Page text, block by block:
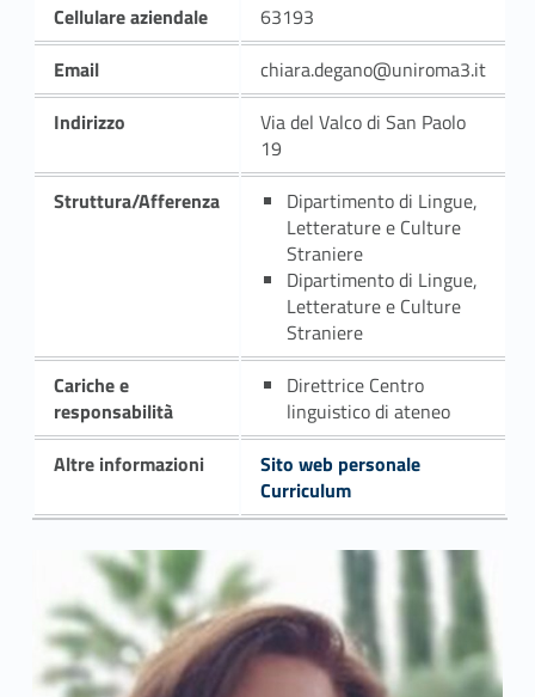
Cellulare aziendale
63193
Email
chiara.degano@uniroma3.it
Indirizzo
Via del Valco di San Paolo
19
Struttura/Afferenza
Dipartimento di Lingue,
Letterature e Culture
Straniere
Dipartimento di Lingue,
Letterature e Culture
Straniere
Cariche e
responsabilità
Direttrice Centro
linguistico di ateneo
Altre informazioni
Sito web personale
Curriculum